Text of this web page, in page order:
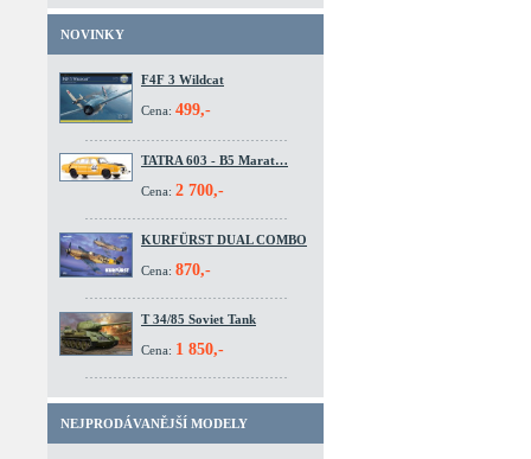
NOVINKY
F4F 3 Wildcat
Cena: 499,-
TATRA 603 - B5 Marat…
Cena: 2 700,-
KURFÜRST DUAL COMBO
Cena: 870,-
T 34/85 Soviet Tank
Cena: 1 850,-
NEJPRODÁVANĚJŠÍ MODELY